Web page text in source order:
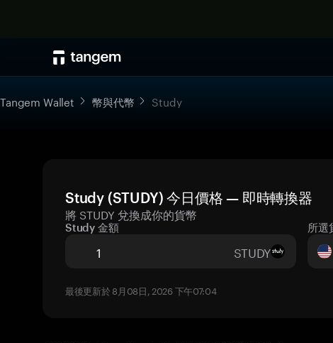
Tangem Wallet 幣與代幣 Study
Study (STUDY) 今日價格 — 即時轉換器
將 STUDY 兌換成你的貨幣
Study 金額
STUDY
所選
最後更新於 8月08日, 2026 下午07:04